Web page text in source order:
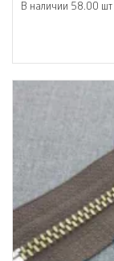
В наличии 58.00 шт